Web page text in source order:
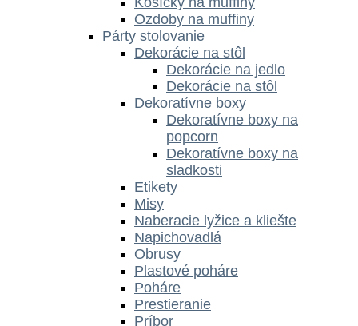
Ozdoby na muffiny
Párty stolovanie
Dekorácie na stôl
Dekorácie na jedlo
Dekorácie na stôl
Dekoratívne boxy
Dekoratívne boxy na
popcorn
Dekoratívne boxy na
sladkosti
Etikety
Misy
Naberacie lyžice a kliešte
Napichovadlá
Obrusy
Plastové poháre
Poháre
Prestieranie
Príbor